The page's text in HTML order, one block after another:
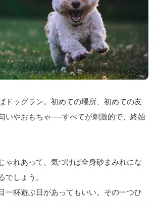
ドッグラン。初めての場所、初めての友
いやおもちゃ──すべてが刺激的で、終始
ゃれあって、気づけば全身砂まみれにな
でしょう。
一杯遊ぶ日があってもいい。その一つひ